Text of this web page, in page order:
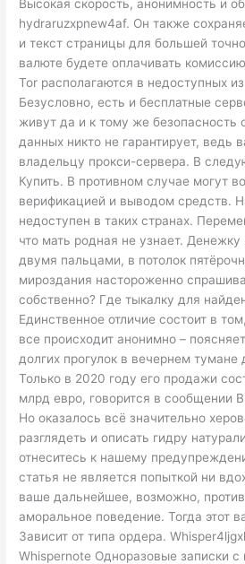
Высокая скорость, анонимность и
hydraruzxpnew4af. Он также
и текст страницы для большей
валюте будете оплачивать
Tor располагаются в недоступных
Безусловно, есть и бесплатные
живут да и к тому же безопасность
данных никто не гарантирует, ведь
владельцу прокси-сервера. В
Купить. В противном случае могут
верификацией и выводом средств.
недоступен в таких странах.
что мать родная не узнает.
двумя пальцами, в потолок
мироздания настороженно
собственно? Где тыкалку для
Единственное отличие состоит в
все происходит анонимно –
долгих прогулок в вечернем тумане
Только в 2020 году его продажи
млрд евро, говорится в сообщении
Но оказалось всё значительно
разглядеть и описать гидру
отнеситесь к нашему
статья не является попыткой ни
ваше дальнейшее, возможно,
аморальное поведение. Тогда этот
Зависит от типа ордера.
Whispernote Одноразовые записки